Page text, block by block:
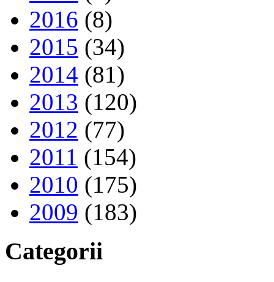
2016 (8)
2015 (34)
2014 (81)
2013 (120)
2012 (77)
2011 (154)
2010 (175)
2009 (183)
Categorii